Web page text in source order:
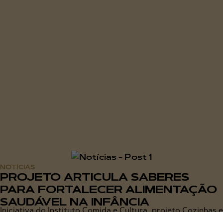
NOTÍCIAS
PROJETO ARTICULA SABERES
PARA FORTALECER ALIMENTAÇÃO
SAUDÁVEL NA INFÂNCIA